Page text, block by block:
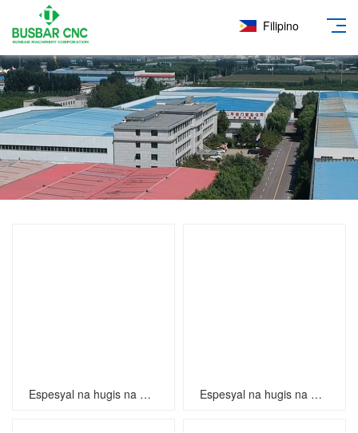
Filipino
Espesyal na hugis na mga kuko Espesyal na hugis na mga kuko